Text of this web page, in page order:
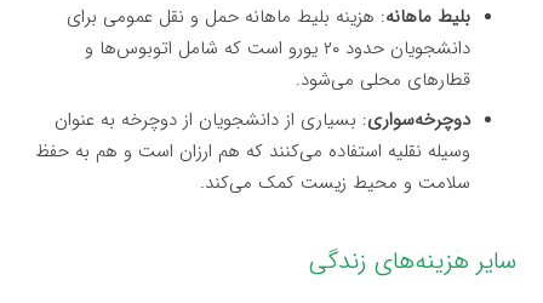
بلیط ماهانه: هزینه بلیط ماهانه حمل و نقل عمومی برای
دانشجویان حدود ۲۰ یورو است که شامل اتوبوس‌ها و
قطارهای محلی می‌شود.
دوچرخه‌سواری: بسیاری از دانشجویان از دوچرخه به عنوان
وسیله نقلیه استفاده می‌کنند که هم ارزان است و هم به حفظ
سلامت و محیط زیست کمک می‌کند.
سایر هزینه‌های زندگی